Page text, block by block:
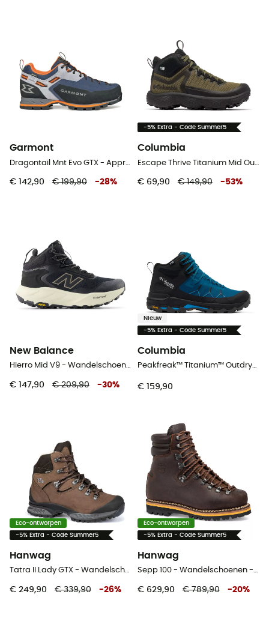
Garmont
€ 142,90 € 199,90 -28%
-5% Extra - Code Summer5
Columbia
€ 69,90 € 149,90 -53%
New Balance
Hierro Mid V9 - Wandelschoenen - Heren
€ 147,90 € 209,90 -30%
Nieuw
-5% Extra - Code Summer5
Columbia
Peakfreak™ Titanium™ Outdry™ Mid - Wandelschoenen - Heren
€ 159,90
Eco-ontworpen
-5% Extra - Code Summer5
Hanwag
Tatra II Lady GTX - Wandelschoenen Dames
€ 249,90 € 339,90 -26%
Eco-ontworpen
-5% Extra - Code Summer5
Hanwag
Sepp 100 - Wandelschoenen - Heren
€ 629,90 € 789,90 -20%